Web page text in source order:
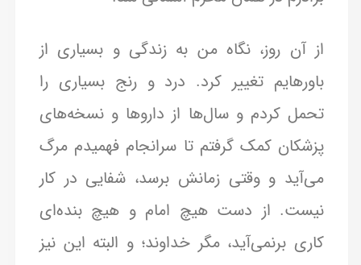
از آن روز، نگاه من به زندگی و بسیاری از
باورهایم تغییر کرد. درد و رنج بسیاری را
تحمل کردم و سال‌ها از داروها و نسخه‌های
پزشکان کمک گرفتم تا سرانجام فهمیدم مرگ
می‌آید و وقتی زمانش برسد، شفایی در کار
نیست. از دست هیچ امام و هیچ بنده‌ای
کاری برنمی‌آید، مگر خداوند؛ و البته این نیز